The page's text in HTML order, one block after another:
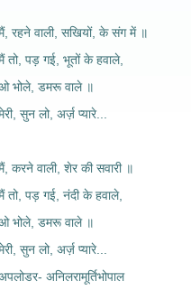
रहने वाली, सखियों, के संग में ॥
तो, पड़ गई, भूतों के हवाले,
भोले, डमरू वाले ॥
सुन लो, अर्ज़ प्यारे...
करने वाली, शेर की सवारी ॥
तो, पड़ गई, नंदी के हवाले,
भोले, डमरू वाले ॥
सुन लो, अर्ज़ प्यारे...
अनिलरामूर्तिभोपाल